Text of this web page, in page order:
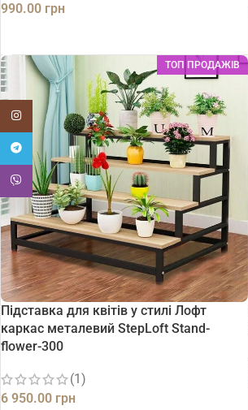
990.00 грн
ТОП ПРОДАЖІВ
Підставка для квітів у стилі Лофт
каркас металевий StepLoft Stand-
flower-300
(1)
6 950.00 грн
Instagram
Telegram
Viber